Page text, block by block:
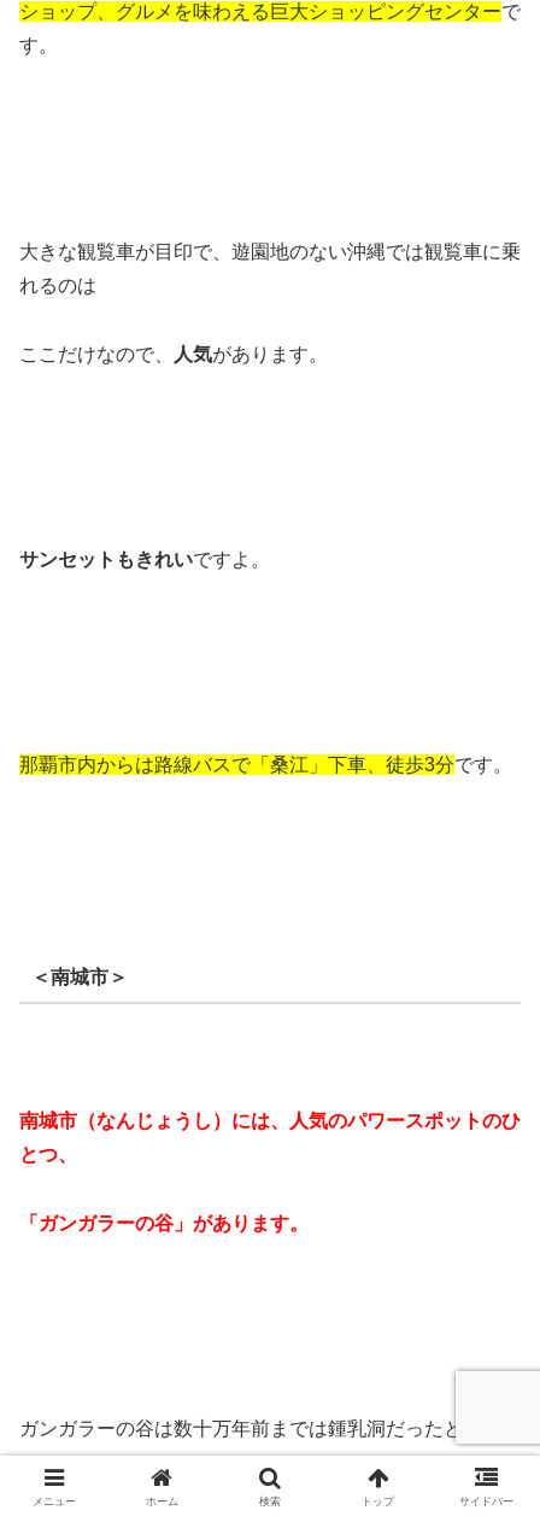
ショップ、グルメを味わえる巨大ショッピングセンターで
す。
大きな観覧車が目印で、遊園地のない沖縄では観覧車に乗
れるのは
ここだけなので、 人気があります。
サンセットもきれいですよ。
那覇市内からは路線バスで「桑江」下車、徒歩3分です。
＜南城市＞
南城市（なんじょうし）には、人気のパワースポットのひ
とつ、
「ガンガラーの谷」があります。
ガンガラーの谷は数十万年前までは鍾乳洞だったところが
崩れて出来た 自然豊かな亜熱帯の森 です。
メニュー ホーム 検索 トップ サイドバー